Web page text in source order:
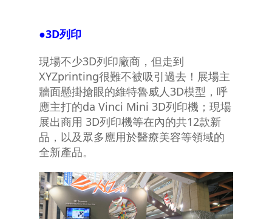
●3D列印
現場不少3D列印廠商，但走到
XYZprinting很難不被吸引過去！展場主
牆面懸掛搶眼的維特魯威人3D模型，呼
應主打的da Vinci Mini 3D列印機；現場
展出商用 3D列印機等在內的共12款新
品，以及眾多應用於醫療美容等領域的
全新產品。